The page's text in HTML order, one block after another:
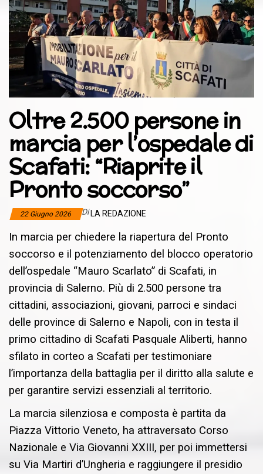
Oltre 2.500 persone in
marcia per l’ospedale di
Scafati: “Riaprite il
Pronto soccorso”
22 Giugno 2026 DiLA REDAZIONE
In marcia per chiedere la riapertura del Pronto
soccorso e il potenziamento del blocco operatorio
dell’ospedale “Mauro Scarlato” di Scafati, in
provincia di Salerno. Più di 2.500 persone tra
cittadini, associazioni, giovani, parroci e sindaci
delle province di Salerno e Napoli, con in testa il
primo cittadino di Scafati Pasquale Aliberti, hanno
sfilato in corteo a Scafati per testimoniare
l’importanza della battaglia per il diritto alla salute e
per garantire servizi essenziali al territorio.
La marcia silenziosa e composta è partita da
Piazza Vittorio Veneto, ha attraversato Corso
Nazionale e Via Giovanni XXIII, per poi immettersi
su Via Martiri d’Ungheria e raggiungere il presidio